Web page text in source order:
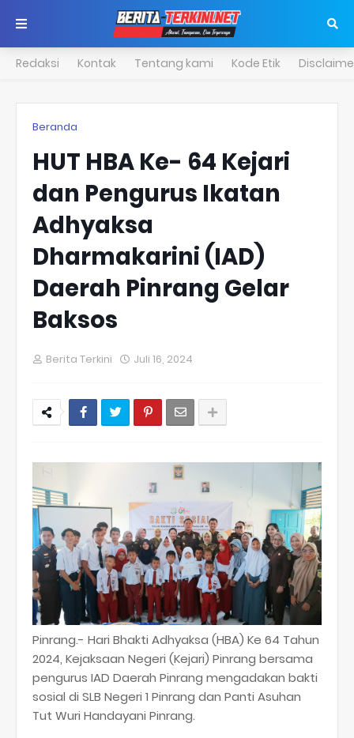
Redaksi Kontak Tentang kami Kode Etik
Beranda
HUT HBA Ke- 64 Kejari
dan Pengurus Ikatan
Adhyaksa
Dharmakarini (IAD)
Daerah Pinrang Gelar
Baksos
Berita Terkini Juli 16, 2024
Pinrang.- Hari Bhakti Adhyaksa (HBA) Ke 64 Tahun
2024, Kejaksaan Negeri (Kejari) Pinrang bersama
pengurus IAD Daerah Pinrang mengadakan bakti
sosial di SLB Negeri 1 Pinrang dan Panti Asuhan
Tut Wuri Handayani Pinrang.